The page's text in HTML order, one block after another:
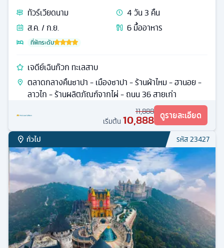
ทัวร์เวียดนาม 4วัน3 คืน
ส.ค. / ก.ย.
6มื้ออาหาร
ที่พักระดับ
เจดีย์เฉินก๊วก ทะเลสาบ
ตลาดกลางคืนซาปา - เมืองซาปา - ร้านผ้าไหม - ฮานอย -
ลาวไก - ร้านผลิตภัณฑ์จากไผ่ - ถนน 36 สายเก่า
11,888
เริ่มต้น 10,888 ดูรายละเอียด
ทั่วไป รหัส23427